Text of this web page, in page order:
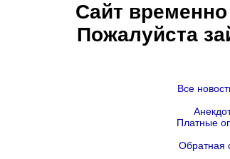
Сайт
Пожалуйста
Все
Платные
Обратная